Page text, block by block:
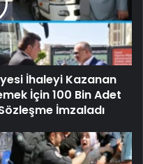
İhaleyi Kazanan
İçin 100 Bin Adet
İmzaladı